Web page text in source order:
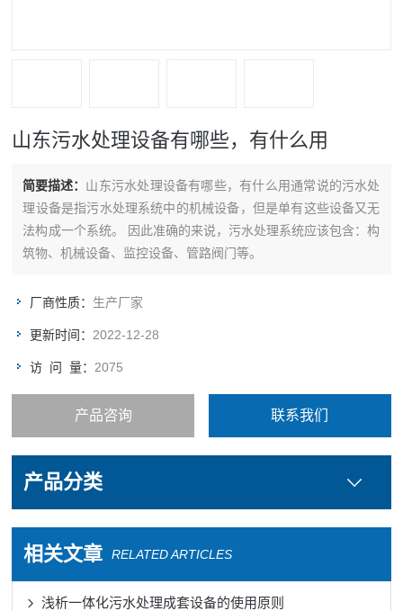
山东污水处理设备有哪些，有什么用
简要描述： 山东污水处理设备有哪些，有什么用通常说的污水处
理设备是指污水处理系统中的机械设备，但是单有这些设备又无
法构成一个系统。 因此准确的来说，污水处理系统应该包含：构
筑物、机械设备、监控设备、管路阀门等。
厂商性质： 生产厂家
更新时间： 2022-12-28
访 问 量： 2075
产品咨询 联系我们
产品分类
相关文章 RELATED ARTICLES
浅析一体化污水处理成套设备的使用原则